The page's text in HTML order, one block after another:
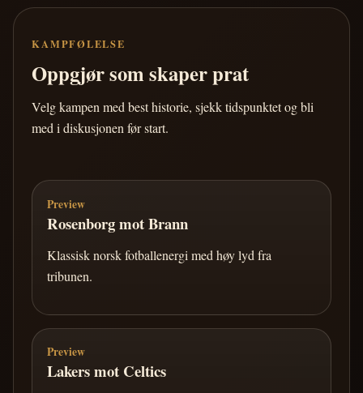
KAMPFØLELSE
Oppgjør som skaper prat
Velg kampen med best historie, sjekk tidspunktet og bli
med i diskusjonen før start.
Preview
Rosenborg mot Brann
Klassisk norsk fotballenergi med høy lyd fra
tribunen.
Preview
Lakers mot Celtics